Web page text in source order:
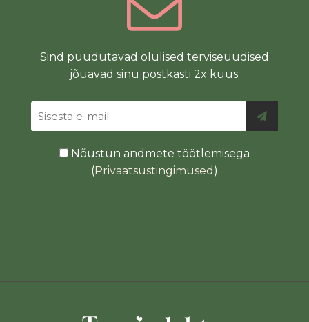
Sind puudutavad olulised terviseuudised
jõuavad sinu postkasti 2x kuus.
Nõustun andmete töötlemisega
(Privaatsustingimused )